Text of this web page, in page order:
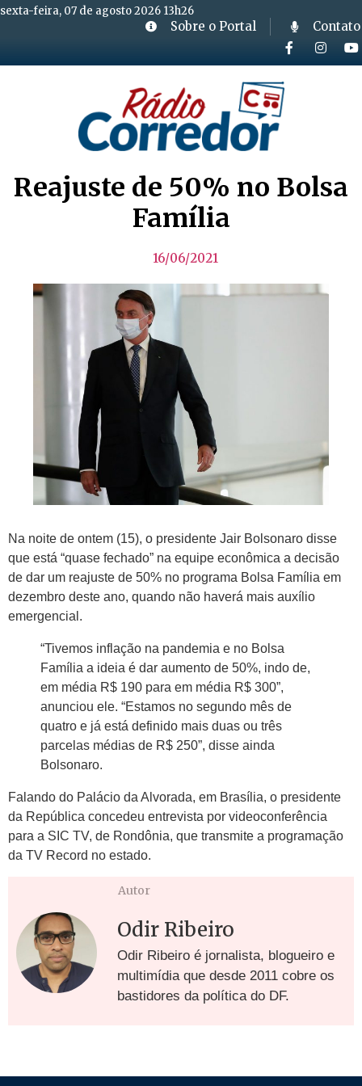
sexta-feira, 07 de agosto 2026 13h26
Sobre o Portal Contato
Reajuste de 50% no Bolsa
Família
16/06/2021
Na noite de ontem (15), o presidente Jair Bolsonaro disse
que está “quase fechado” na equipe econômica a decisão
de dar um reajuste de 50% no programa Bolsa Família em
dezembro deste ano, quando não haverá mais auxílio
emergencial.
“Tivemos inflação na pandemia e no Bolsa
Família a ideia é dar aumento de 50%, indo de,
em média R$ 190 para em média R$ 300”,
anunciou ele. “Estamos no segundo mês de
quatro e já está definido mais duas ou três
parcelas médias de R$ 250”, disse ainda
Bolsonaro.
Falando do Palácio da Alvorada, em Brasília, o presidente
da República concedeu entrevista por videoconferência
para a SIC TV, de Rondônia, que transmite a programação
da TV Record no estado.
Autor
Odir Ribeiro
Odir Ribeiro é jornalista, blogueiro e
multimídia que desde 2011 cobre os
bastidores da política do DF.